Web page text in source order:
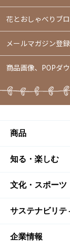
花とおしゃべりブ
メールマガジン登録
商品画像、POPダ
商品
商品TOP
商品一覧
商品発売情報
栄養成分一覧
知る・楽しむ
知る・楽しむ
キャンペーン
工場見学
文化・スポーツ
文化・スポー
サントリーホ
サステナビリテ
サステナビリ
企業情報